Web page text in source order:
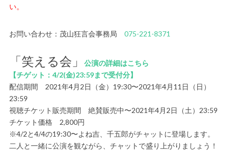
い。
お問い合わせ：茂山狂言会事務局 075-221-8371
「笑える会」
公演の詳細はこちら
【チゲット：4/2(金)23:59まで受付分】
配信期間 2021年4月2日（金）19:30〜2021年4月11日（日）
23:59
視聴チケット販売期間 絶賛販売中〜2021年4月2日（土）23:59
チケット価格 2,800円
※4/2と4/4の19:30〜よね吉、千五郎がチャットに登場します。
二人と一緒に公演を観ながら、チャットで盛り上がりましょう！